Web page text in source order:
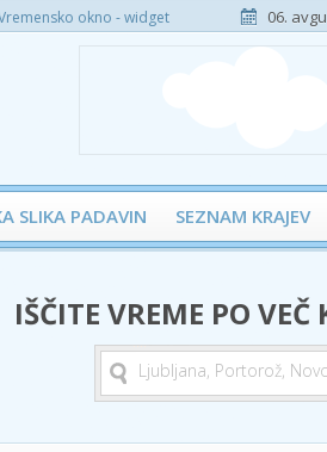
okno - widget 06.
SLIKA PADAVIN SEZNAM KRAJEV
IŠČITE VREME PO